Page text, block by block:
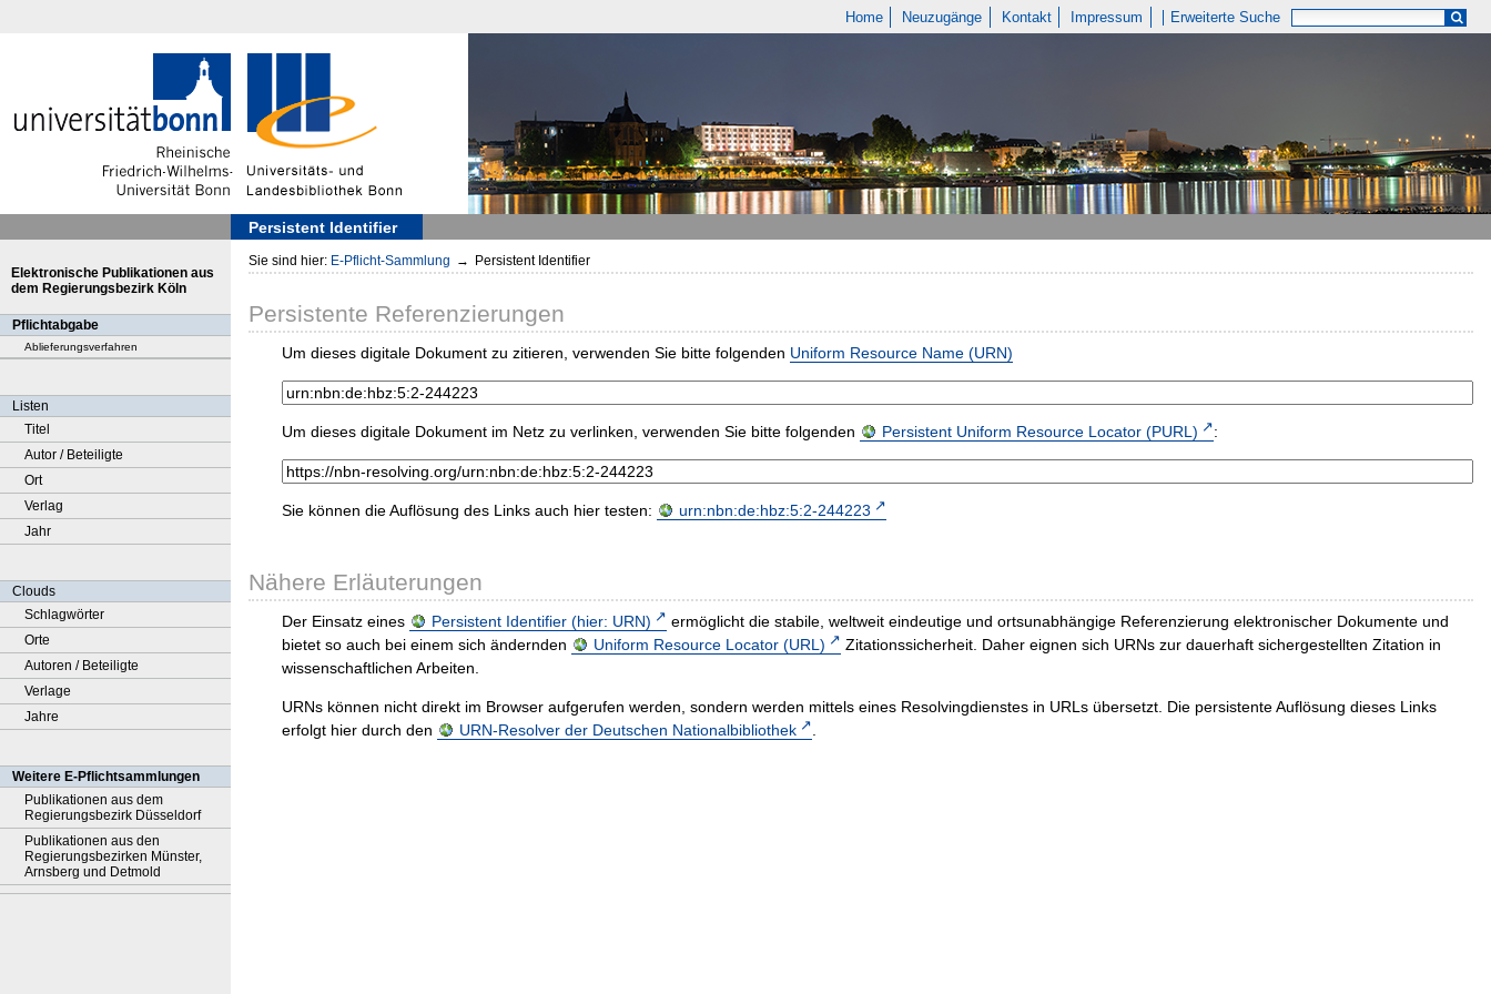
Home Neuzugänge Kontakt Impressum Erweiterte Suche
Persistent Identifier
Elektronische Publikationen aus
dem Regierungsbezirk Köln
Pflichtabgabe
Ablieferungsverfahren
Listen
Titel
Autor / Beteiligte
Ort
Verlag
Jahr
Clouds
Schlagwörter
Orte
Autoren / Beteiligte
Verlage
Jahre
Weitere E-Pflichtsammlungen
Publikationen aus dem
Regierungsbezirk Düsseldorf
Publikationen aus den
Regierungsbezirken Münster,
Arnsberg und Detmold
Sie sind hier: E-Pflicht-Sammlung → Persistent Identifier
Persistente Referenzierungen
Um dieses digitale Dokument zu zitieren, verwenden Sie bitte folgenden Uniform Resource Name (URN)
Um dieses digitale Dokument im Netz zu verlinken, verwenden Sie bitte folgenden Persistent Uniform Resource Locator (PURL) :
Sie können die Auflösung des Links auch hier testen: urn:nbn:de:hbz:5:2-244223
Nähere Erläuterungen
Der Einsatz eines Persistent Identifier (hier: URN)
ermöglicht die stabile, weltweit eindeutige und ortsunabhängige Referenzierung elektronischer Dokumente und
bietet so auch bei einem sich ändernden
Uniform Resource Locator (URL)
Zitationssicherheit. Daher eignen sich URNs zur dauerhaft sichergestellten Zitation in
wissenschaftlichen Arbeiten.
URNs können nicht direkt im Browser aufgerufen werden, sondern werden mittels eines Resolvingdienstes in URLs übersetzt. Die persistente Auflösung dieses Links
erfolgt hier durch den
URN-Resolver der Deutschen Nationalbibliothek .